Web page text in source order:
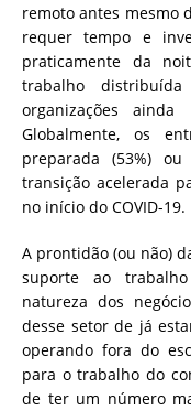
remoto antes mesmo
requer tempo e
praticamente da
trabalho
organizações
Globalmente, os
preparada (53%)
transição acelerada
no início do COVID-19.
A prontidão (ou não)
suporte ao
natureza dos
desse setor de já
operando fora do
para o trabalho do
de ter um número